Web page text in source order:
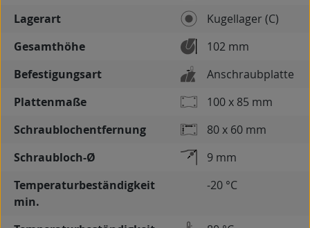
Lagerart
Kugellager (C)
Gesamthöhe
102 mm
Befestigungsart
Anschraubplatte
Plattenmaße
100 x 85 mm
Schraublochentfernung
80 x 60 mm
Schraubloch-Ø
9 mm
Temperaturbeständigkeit
min.
-20 °C